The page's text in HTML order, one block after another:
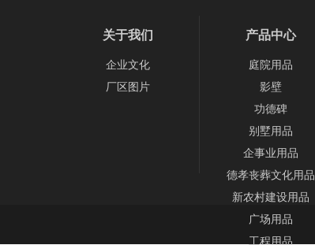
关于我们
企业文化
厂区图片
产品中心
庭院用品
影壁
功德碑
别墅用品
企事业用品
德孝丧葬文化用品
新农村建设用品
广场用品
工程用品